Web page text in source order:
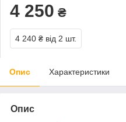
4 250 ₴
4 240 ₴ від 2 шт.
Опис Характеристики
Опис